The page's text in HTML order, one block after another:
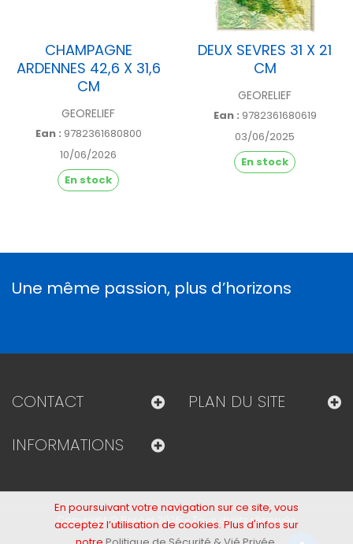
CHAMPAGNE
ARDENNES 42,6 X 31,6
CM
GEORELIEF
Ean : 9782361680800
10/06/2026
En stock
DEUX SEVRES 31 X 21
CM
GEORELIEF
Ean : 9782361680619
03/06/2025
En stock
Une même passion, plus d’horizons
CONTACT
PLAN DU SITE
INFORMATIONS
Copyright © Boréal 2025 - Tous droits réservés
En poursuivant votre navigation sur ce site, vous
acceptez l’utilisation de cookies. Plus d'infos sur